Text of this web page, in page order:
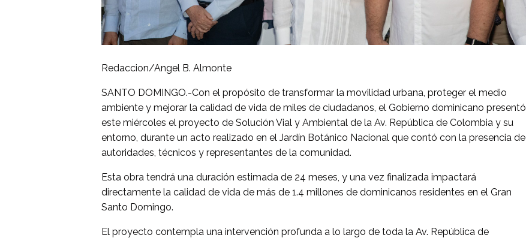
Redaccion/Angel B. Almonte
SANTO DOMINGO.-Con el propósito de transformar la movilidad urbana, proteger el medio
ambiente y mejorar la calidad de vida de miles de ciudadanos, el Gobierno dominicano presentó
este miércoles el proyecto de Solución Vial y Ambiental de la Av. República de Colombia y su
entorno, durante un acto realizado en el Jardín Botánico Nacional que contó con la presencia de
autoridades, técnicos y representantes de la comunidad.
Esta obra tendrá una duración estimada de 24 meses, y una vez finalizada impactará
directamente la calidad de vida de más de 1.4 millones de dominicanos residentes en el Gran
Santo Domingo.
El proyecto contempla una intervención profunda a lo largo de toda la Av. República de